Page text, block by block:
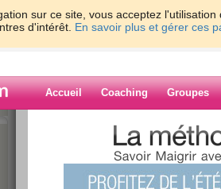
sur ce site, vous acceptez
d'intérêt. En savoir plus et gérer ces
Accueil Coaching Groupes
> > En mode
Blog de lafille79